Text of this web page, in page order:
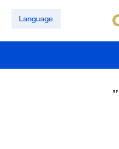
Language